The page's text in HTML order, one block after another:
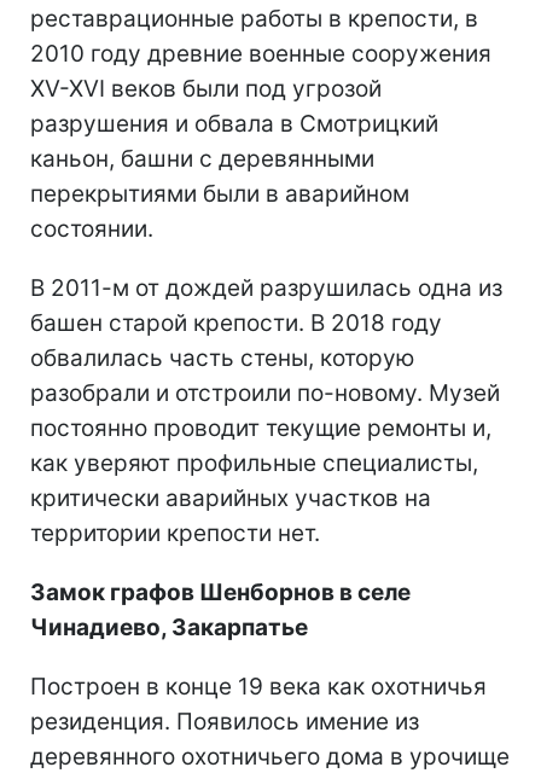
реставрационные работы в крепости, в
2010 году древние военные сооружения
XV-XVI веков были под угрозой
разрушения и обвала в Смотрицкий
каньон, башни с деревянными
перекрытиями были в аварийном
состоянии.
В 2011-м от дождей разрушилась одна из
башен старой крепости. В 2018 году
обвалилась часть стены, которую
разобрали и отстроили по-новому. Музей
постоянно проводит текущие ремонты и,
как уверяют профильные специалисты,
критически аварийных участков на
территории крепости нет.
Замок графов Шенборнов вселе
Чинадиево, Закарпатье
Построен в конце 19 века как охотничья
резиденция. Появилось имение из
деревянного охотничьего дома в урочище